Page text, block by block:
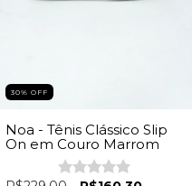
30% OFF
Noa - Tênis Clássico Slip
On em Couro Marrom